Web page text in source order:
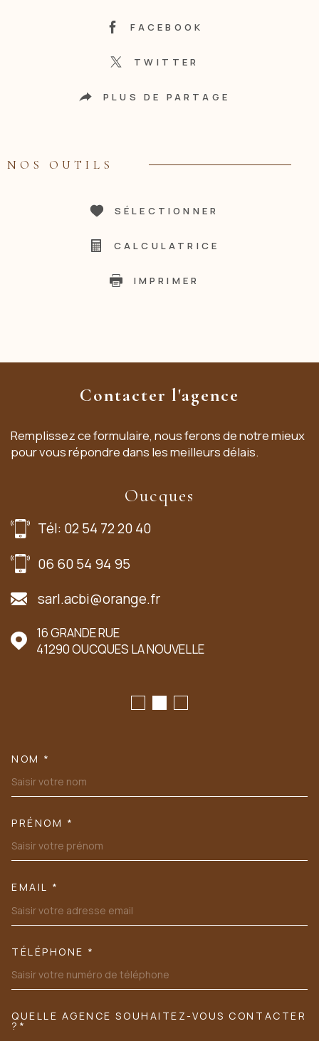
FACEBOOK
TWITTER
PLUS DE PARTAGE
NOS OUTILS
SÉLECTIONNER
CALCULATRICE
IMPRIMER
Contacter l'agence
Remplissez ce formulaire, nous ferons de notre mieux
pour vous répondre dans les meilleurs délais.
Oucques
Tél: 02 54 72 20 40
06 60 54 94 95
sarl.acbi@orange.fr
16 GRANDE RUE
41290 OUCQUES LA NOUVELLE
NOM *
PRÉNOM *
EMAIL *
TÉLÉPHONE *
TRAD_MELTEM_VOREDEMANDE
QUELLE AGENCE SOUHAITEZ-VOUS CONTACTER
?*